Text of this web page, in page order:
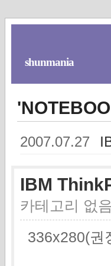
shunmania
2007.07.27
IBM
카테고리 없음
336x280(권